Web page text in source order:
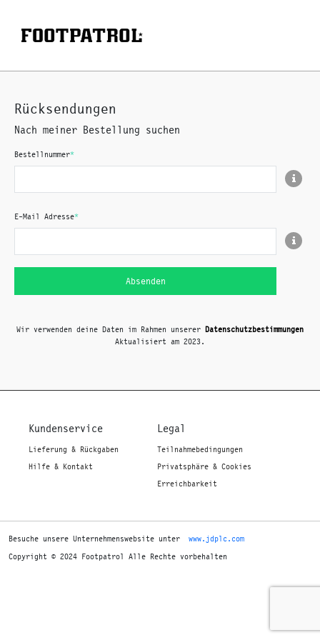
Rücksendungen
Nach meiner Bestellung suchen
Bestellnummer*
E-Mail Adresse*
Absenden
Wir verwenden deine Daten im Rahmen unserer Datenschutzbestimmungen
Aktualisiert am 2023.
Kundenservice
Lieferung & Rückgaben
Hilfe & Kontakt
Legal
Teilnahmebedingungen
Privatsphäre & Cookies
Erreichbarkeit
Besuche unsere Unternehmenswebsite unter
www.jdplc.com
Copyright © 2024 Footpatrol Alle Rechte vorbehalten